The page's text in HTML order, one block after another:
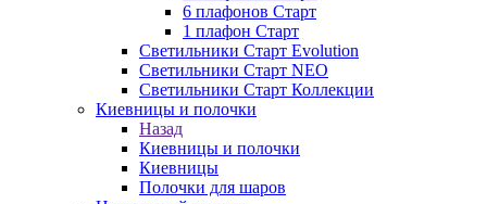
6 плафонов Старт
1 плафон Старт
Светильники Старт Evolution
Светильники Старт NEO
Светильники Старт Коллекции
Киевницы и полочки
Назад
Киевницы и полочки
Киевницы
Полочки для шаров